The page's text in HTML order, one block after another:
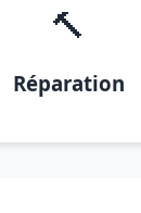
🔨
Réparation